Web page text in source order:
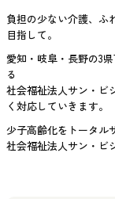
負担の少ない介護、ふ
目指して。
愛知・岐阜・長野の3
る
社会福祉法人サン・ビ
く対応していきます。
少子高齢化をトータル
社会福祉法人サン・ビ